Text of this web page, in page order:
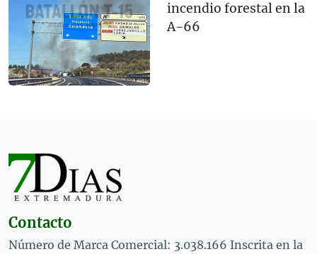
incendio forestal en la
A-66
Contacto
Número de Marca Comercial: 3.038.166 Inscrita en la